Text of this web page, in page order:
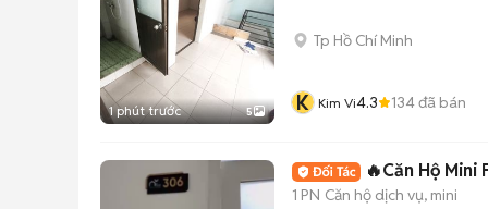
1 phút trước 5
Tp Hồ Chí Minh
K Kim Vi4.3 134đã bán
🔥Căn Hộ
1 PN Căn hộ dịch vụ, mini